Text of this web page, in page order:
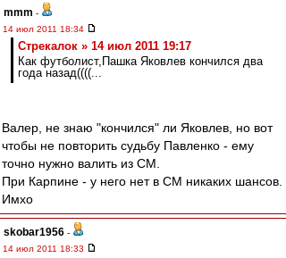
mmm -
14 июл 2011 18:34
Стрекалок » 14 июл 2011 19:17
Как футболист,Пашка Яковлев кончился два
года назад((((...
Валер, не знаю "кончился" ли Яковлев, но вот
чтобы не повторить судьбу Павленко - ему
точно нужно валить из СМ.
При Карпине - у него нет в СМ никаких шансов.
Имхо
skobar1956 -
14 июл 2011 18:33